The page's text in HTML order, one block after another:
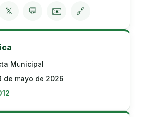
𝕏 💬 ✉️ 🔗
Municipal
de mayo de 2026